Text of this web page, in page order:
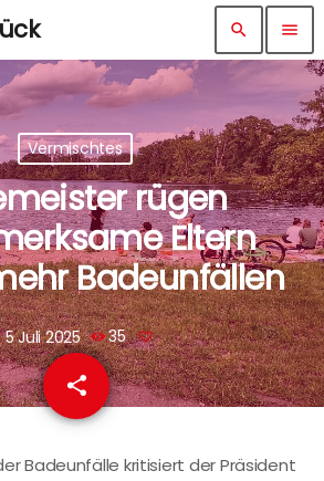
search menu
Vermischtes
rügen
Eltern
Badeunfällen
5 Juli 2025 35
share
email
Badeunfälle kritisiert der Präsident